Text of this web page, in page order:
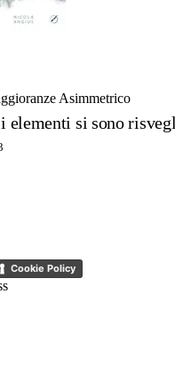
Asimmetrico
si sono
Cookie Policy